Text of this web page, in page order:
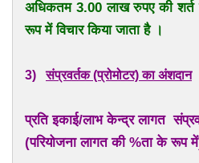
अधिकतम 3.00 लाख रुपए की शर्त
रूप में विचार किया जाता है ।
3)संप्रवर्तक (प्रोमोटर) का अंशदान
प्रति इकाई/लाभ केन्द्र लागत
(परियोजना लागत की %ता के रूप